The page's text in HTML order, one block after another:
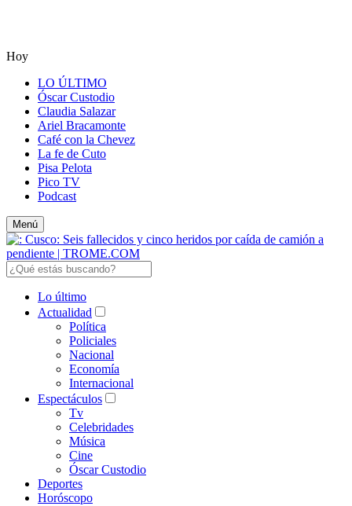
Hoy
LO ÚLTIMO
Óscar Custodio
Claudia Salazar
Ariel Bracamonte
Café con la Chevez
La fe de Cuto
Pisa Pelota
Pico TV
Podcast
Menú
Lo último
Actualidad
Política
Policiales
Nacional
Economía
Internacional
Espectáculos
Tv
Celebridades
Música
Cine
Óscar Custodio
Deportes
Horóscopo